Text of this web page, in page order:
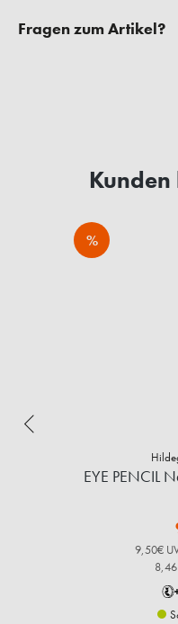
Fragen zum Artikel?
%
EYE PENCIL
9,50€